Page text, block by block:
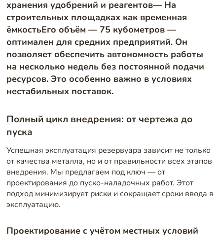
хранения удобрений и реагентов— На
строительных площадках как временная
ёмкостьЕго объём — 75 кубометров —
оптимален для средних предприятий. Он
позволяет обеспечить автономность работы
на несколько недель без постоянной подачи
ресурсов. Это особенно важно в условиях
нестабильных поставок.
Полный цикл внедрения: от чертежа до
пуска
Успешная эксплуатация резервуара зависит не только
от качества металла, но и от правильности всех этапов
внедрения. Мы предлагаем под ключ — от
проектирования до пуско-наладочных работ. Этот
подход минимизирует риски и сокращает сроки ввода в
эксплуатацию.
Проектирование с учётом местных условий